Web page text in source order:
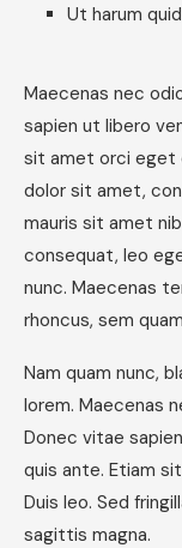
Ut harum
Maecenas nec
sapien ut libero
sit amet orci eget
dolor sit amet,
mauris sit amet
consequat, leo
nunc. Maecenas
rhoncus, sem
Nam quam nunc,
lorem. Maecenas
Donec vitae
quis ante. Etiam
Duis leo. Sed
sagittis magna.